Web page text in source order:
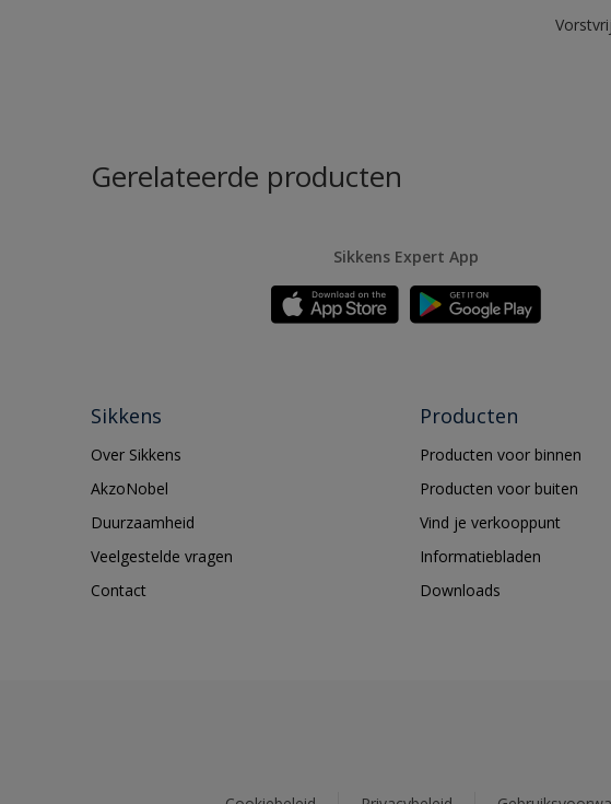
Gerelateerde producten
Sikkens Expert App
Sikkens
Over Sikkens
AkzoNobel
Duurzaamheid
Veelgestelde vragen
Contact
Producten
Producten voor binnen
Producten voor buiten
Vind je verkooppunt
Informatiebladen
Downloads